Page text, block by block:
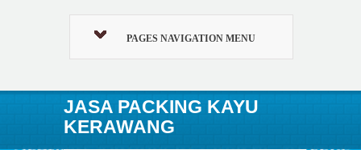
PAGES NAVIGATION MENU
JASA PACKING KAYU
KERAWANG